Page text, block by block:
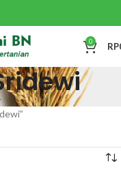
0 RP